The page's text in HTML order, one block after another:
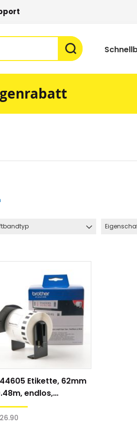
Schrumpfschlauch
Industrie
Schrumpfschlauch
(2:1)
Etikette, 62mm
endlos,
schwarz